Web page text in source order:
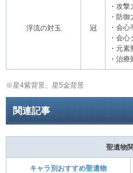
浮流の対玉 冠
・攻撃
・防御
・会心
・会
・元
・治
※星4紫背景、星5金背景
関連記事
聖遺物
キャラ別おすすめ聖遺物